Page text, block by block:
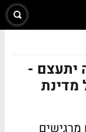
יתעצם -
מדינת
מרגישים